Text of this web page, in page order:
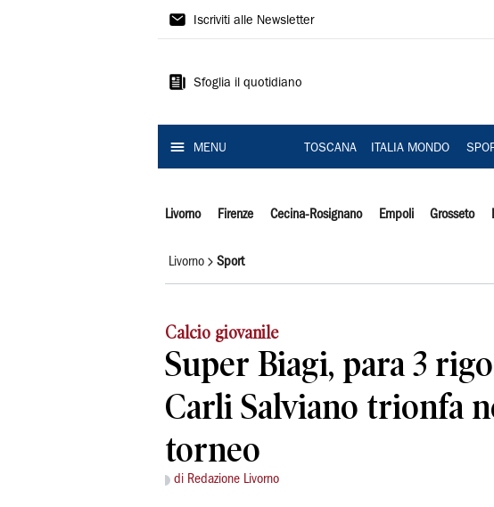
Il
Iscriviti alle Newsletter
Sfoglia il quotidiano
MENU TOSCANA ITALIA MONDO
Livorno Firenze Cecina-Rosignano Empoli Grosseto
Livorno Sport
Calcio giovanile
Super Biagi, para 3
Carli Salviano trionfa
torneo
di Redazione Livorno